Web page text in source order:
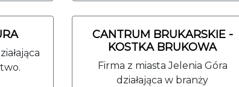
CANTRUM BRUKARSKIE -
KOSTKA BRUKOWA
Firma z miasta Jelenia Góra
działająca w branży